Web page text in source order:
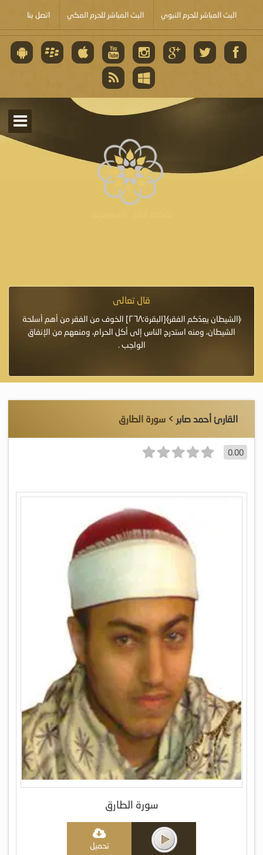
البث المباشر للحرم النبوي البث المباشر للحرم المكي اتصل بنا
قال تعالى
﴿الشيطان يعِدُكم الفقر﴾[البقرة:٢٦٨] الخوف من الفقر من أهم أسلحة
الشيطان، ومنه استدرج الناس إلى أكل الحرام، ومنعهم من الإنفاق
الواجب .
القارئ أحمد صابر > سورة الطارق
0.00
سورة الطارق
تحميل